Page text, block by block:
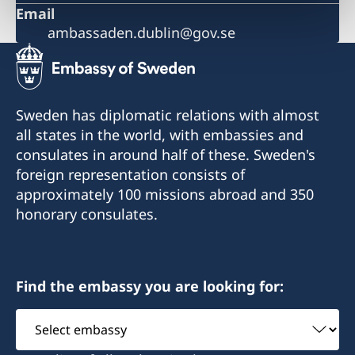
Email
ambassaden.dublin@gov.se
Sweden has diplomatic relations with almost
all states in the world, with embassies and
consulates in around half of these. Sweden's
foreign representation consists of
approximately 100 missions abroad and 350
honorary consulates.
Find the embassy you are looking for:
Select
embassy